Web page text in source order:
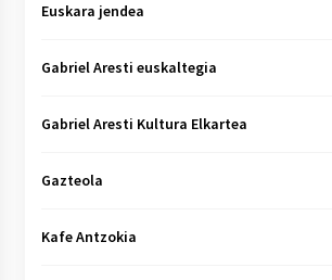
Euskara jendea
Gabriel Aresti euskaltegia
Gabriel Aresti Kultura Elkartea
Gazteola
Kafe Antzokia